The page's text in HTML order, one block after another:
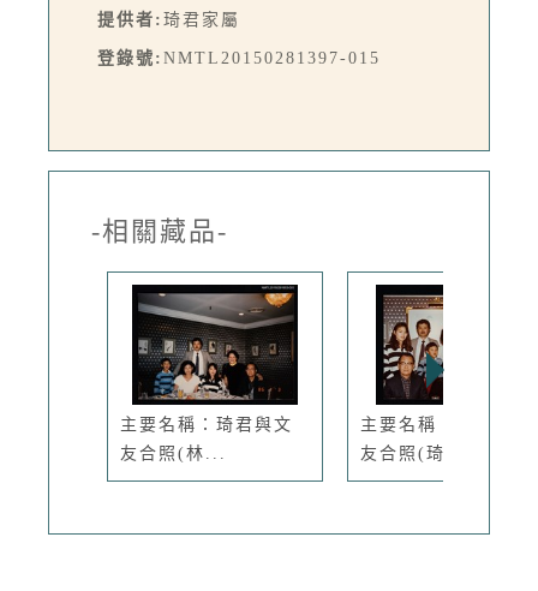
提供者: 琦君家屬
登錄號: NMTL20150281397-015
-相關藏品-
主要名稱：琦君與文
友合照(林...
主要名稱：琦君與文
友合照(琦...